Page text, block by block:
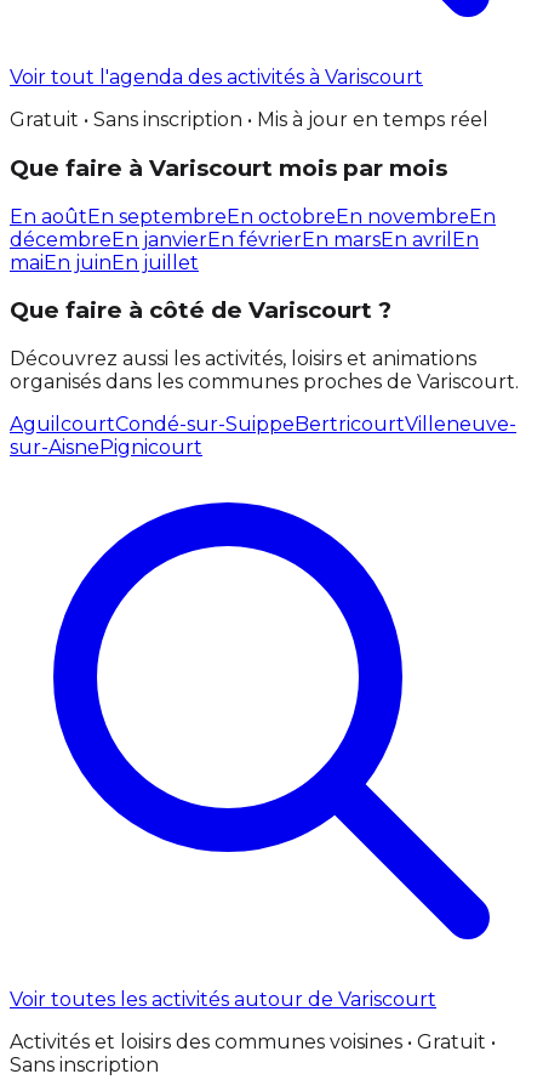
Voir tout l'agenda des activités à Variscourt
Gratuit • Sans inscription • Mis à jour en temps réel
Que faire à Variscourt mois par mois
En aoûtEn septembreEn octobreEn novembreEn
décembreEn janvierEn févrierEn marsEn avril En
maiEn juinEn juillet
Que faire à côté de Variscourt ?
Découvrez aussi les activités, loisirs et animations
organisés dans les communes proches de Variscourt.
AguilcourtCondé-sur-SuippeBertricourtVilleneuve-
sur-AisnePignicourt
Voir toutes les activités autour de Variscourt
Activités et loisirs des communes voisines • Gratuit •
Sans inscription